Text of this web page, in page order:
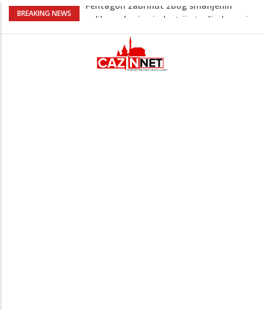
BREAKING NEWS
U FBiH nema jedinstvene evidencije o
godine izrekli 48.000 KM kazni
Temperature danas do 38 stepeni: U
dijelovima BiH moguća kratkotrajna kiša